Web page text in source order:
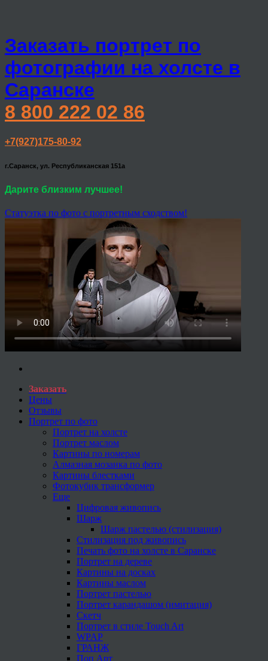
Заказать портрет по
фотографии на холсте в
Саранске
8 800 222 02 86
+7(927)175-80-92
г.Саранск, ул. Республиканская 151а
Дарите близким лучшее!
Статуэтка по фото с портретным сходством!
Заказать
Цены
Отзывы
Портрет по фото
Портрет на холсте
Портрет маслом
Картины по номерам
Алмазная мозаика по фото
Картины блестками
Фотокубик трансформер
Еще
Цифровая живопись
Шарж
Шарж пастелью (стилизация)
Стилизация под живопись
Печать фото на холсте в Саранске
Портрет на дереве
Картины на досках
Картины маслом
Портрет пастелью
Портрет карандашом (имитация)
Скетч
Портрет в стиле Touch Art
WPAP
ГРАНЖ
Поп Арт